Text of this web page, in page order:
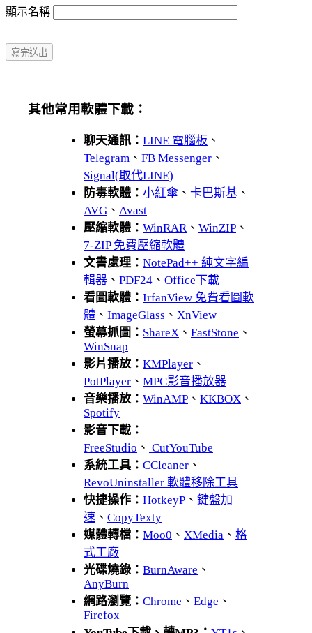
顯示名稱
其他常用軟體下載：
聊天通訊： LINE 電腦板 、
Telegram 、 FB Messenger 、
Signal(取代LINE)
防毒軟體： 小紅傘 、 卡巴斯基 、
AVG 、 Avast
壓縮軟體： WinRAR、 WinZIP 、
7-ZIP 免費壓縮軟體
文書處理： NotePad++ 純文字編
輯器 、 PDF24 、 Office下載
看圖軟體： IrfanView 免費看圖軟
體 、 ImageGlass 、 XnView
螢幕抓圖： ShareX 、 FastStone 、
WinSnap
影片播放： KMPlayer 、
PotPlayer 、 MPC影音播放器
音樂播放： WinAMP 、 KKBOX 、
Spotify
影音下載：
FreeStudio 、 CutYouTube
系統工具： CCleaner 、
RevoUninstaller 軟體移除工具
快捷操作： HotkeyP 、 鍵盤加
速 、 CopyTexty
媒體轉檔： Moo0 、 XMedia 、 格
式工廠
光碟燒錄： BurnAware 、
AnyBurn
網路瀏覽： Chrome 、 Edge 、
Firefox